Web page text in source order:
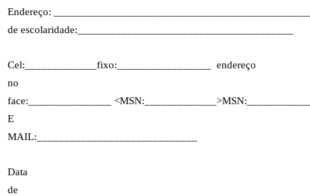
Endereço:
de escolaridade:_______________________________________
Cel:_____________fixo:_________________ endereço
no
face:_______________
E
MAIL:_____________________________
Data
de